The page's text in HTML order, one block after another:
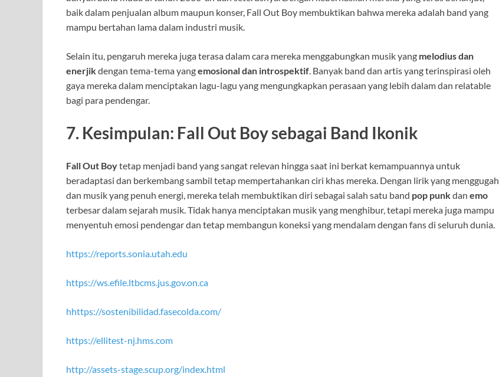
baik dalam penjualan album maupun konser, Fall Out Boy membuktikan bahwa mereka adalah band yang
mampu bertahan lama dalam industri musik.
Selain itu, pengaruh mereka juga terasa dalam cara mereka menggabungkan musik yang melodius dan
enerjikdengan tema-tema yangemosional dan introspektif. Banyak band dan artis yang terinspirasi oleh
gaya mereka dalam menciptakan lagu-lagu yang mengungkapkan perasaan yang lebih dalam dan relatable
bagi para pendengar.
7. Kesimpulan: Fall Out Boy sebagai Band Ikonik
Fall Out Boytetap menjadi band yang sangat relevan hingga saat ini berkat kemampuannya untuk
beradaptasi dan berkembang sambil tetap mempertahankan ciri khas mereka. Dengan lirik yang menggugah
dan musik yang penuh energi, mereka telah membuktikan diri sebagai salah satu band pop punkdan emo
terbesar dalam sejarah musik. Tidak hanya menciptakan musik yang menghibur, tetapi mereka juga mampu
menyentuh emosi pendengar dan tetap membangun koneksi yang mendalam dengan fans di seluruh dunia.
https://reports.sonia.utah.edu
https://ws.efile.ltbcms.jus.gov.on.ca
hhttps://sostenibilidad.fasecolda.com/
https://ellitest-nj.hms.com
http://assets-stage.scup.org/index.html